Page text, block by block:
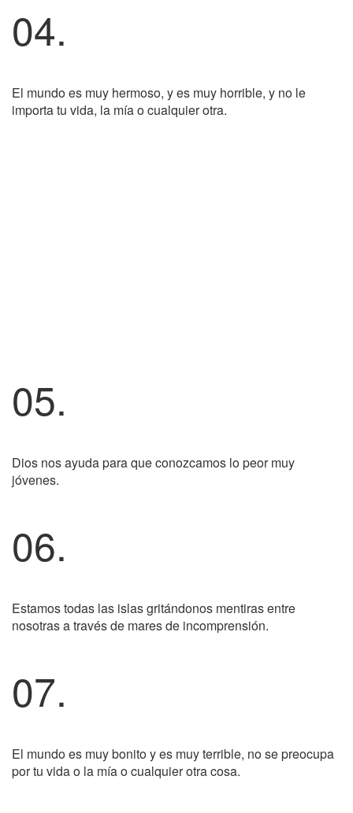
04.
El mundo es muy hermoso, y es muy horrible, y no le
importa tu vida, la mía o cualquier otra.
05.
Dios nos ayuda para que conozcamos lo peor muy
jóvenes.
06.
Estamos todas las islas gritándonos mentiras entre
nosotras a través de mares de incomprensión.
07.
El mundo es muy bonito y es muy terrible, no se preocupa
por tu vida o la mía o cualquier otra cosa.